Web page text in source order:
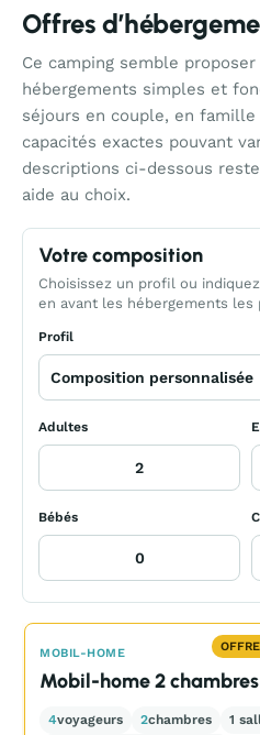
Offres
Ce camping semble
hébergements simples et
séjours en couple, en
capacités exactes pouvant
descriptions ci-dessous
aide au choix.
Votre composition
Choisissez un profil ou
en avant les hébergements les
Profil
Adultes
Bébés
MOBIL-HOME
Mobil-home 2 chambres
4voyageurs 2chambres
1